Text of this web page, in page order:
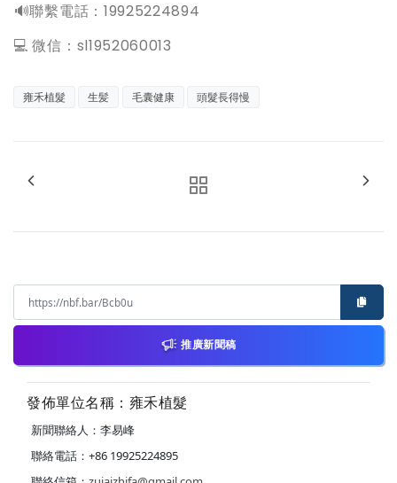
️🔊聯繫電話：19925224894
💻 微信：sl1952060013
雍禾植髮 生髪 毛囊健康 頭髮長得慢
推廣新聞稿
發佈單位名稱：雍禾植髮
新聞聯絡人：李易峰
聯絡電話：+86 19925224895